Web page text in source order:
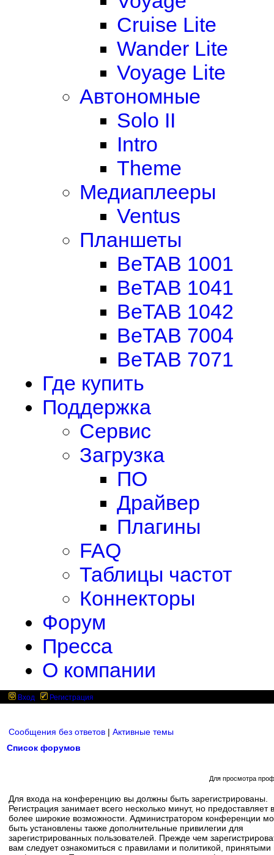
Cruise Lite
Wander Lite
Voyage Lite
Автономные
Solo II
Intro
Theme
Медиаплееры
Ventus
Планшеты
BeTAB 1001
BeTAB 1041
BeTAB 1042
BeTAB 7004
BeTAB 7071
Где купить
Поддержка
Сервис
Загрузка
ПО
Драйвер
Плагины
FAQ
Таблицы частот
Коннекторы
Форум
Пресса
О компании
Вход Регистрация
Сообщения без ответов | Активные темы
Список форумов
Для просмотра
Для входа на конференцию вы должны быть зарегистрированы.
Регистрация занимает всего несколько минут, но предоставляет
более широкие возможности. Администратором конференции
быть установлены также дополнительные привилегии для
зарегистрированных пользователей. Прежде чем
вам следует ознакомиться с правилами и политикой, принятыми